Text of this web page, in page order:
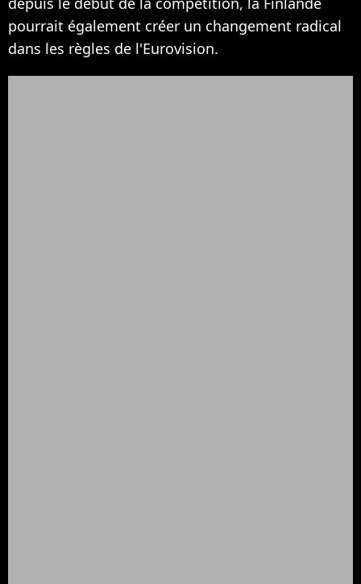
pourrait également créer un changement radical
dans les règles de l'Eurovision.